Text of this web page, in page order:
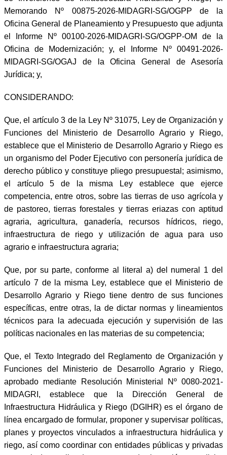
Memorando Nº 00875-2026-MIDAGRI-SG/OGPP de la
Oficina General de Planeamiento y Presupuesto que adjunta
el Informe Nº 00100-2026-MIDAGRI-SG/OGPP-OM de la
Oficina de Modernización; y, el Informe Nº 00491-2026-
MIDAGRI-SG/OGAJ de la Oficina General de Asesoría
Jurídica; y,
CONSIDERANDO:
Que, el artículo 3 de la Ley Nº 31075, Ley de Organización y
Funciones del Ministerio de Desarrollo Agrario y Riego,
establece que el Ministerio de Desarrollo Agrario y Riego es
un organismo del Poder Ejecutivo con personería jurídica de
derecho público y constituye pliego presupuestal; asimismo,
el artículo 5 de la misma Ley establece que ejerce
competencia, entre otros, sobre las tierras de uso agrícola y
de pastoreo, tierras forestales y tierras eriazas con aptitud
agraria, agricultura, ganadería, recursos hídricos, riego,
infraestructura de riego y utilización de agua para uso
agrario e infraestructura agraria;
Que, por su parte, conforme al literal a) del numeral 1 del
artículo 7 de la misma Ley, establece que el Ministerio de
Desarrollo Agrario y Riego tiene dentro de sus funciones
específicas, entre otras, la de dictar normas y lineamientos
técnicos para la adecuada ejecución y supervisión de las
políticas nacionales en las materias de su competencia;
Que, el Texto Integrado del Reglamento de Organización y
Funciones del Ministerio de Desarrollo Agrario y Riego,
aprobado mediante Resolución Ministerial Nº 0080-2021-
MIDAGRI, establece que la Dirección General de
Infraestructura Hidráulica y Riego (DGIHR) es el órgano de
línea encargado de formular, proponer y supervisar políticas,
planes y proyectos vinculados a infraestructura hidráulica y
riego, así como coordinar con entidades públicas y privadas